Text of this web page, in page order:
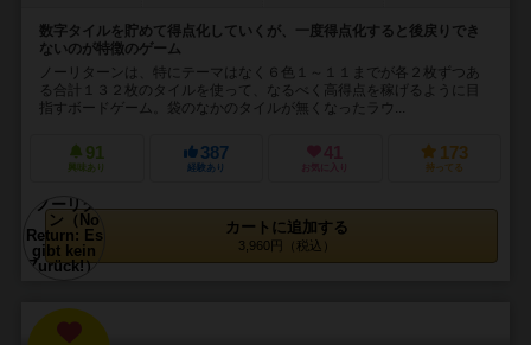
数字タイルを貯めて得点化していくが、一度得点化すると後戻りでき
ないのが特徴のゲーム
ノーリターンは、特にテーマはなく６色１～１１までが各２枚ずつあ
る合計１３２枚のタイルを使って、なるべく高得点を稼げるように目
指すボードゲーム。袋のなかのタイルが無くなったラウ...
91
興味あり
387
経験あり
41
お気に入り
173
持ってる
カートに追加する
3,960円（税込）